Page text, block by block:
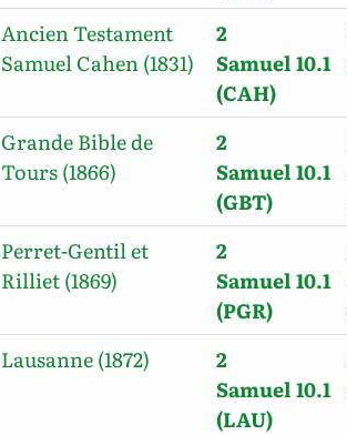
Ancien Testament
Samuel Cahen (1831)
2
Samuel 10.1
(CAH)
Grande Bible de
Tours (1866)
2
Samuel 10.1
(GBT)
Perret-Gentil et
Rilliet (1869)
2
Samuel 10.1
(PGR)
Lausanne (1872)
2
Samuel 10.1
(LAU)